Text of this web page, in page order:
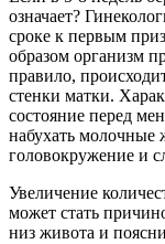
означает?
сроке к первым
образом организм
правило,
стенки матки.
состояние перед
набухать молочные
головокружение и
Увеличение
может стать
низ живота и